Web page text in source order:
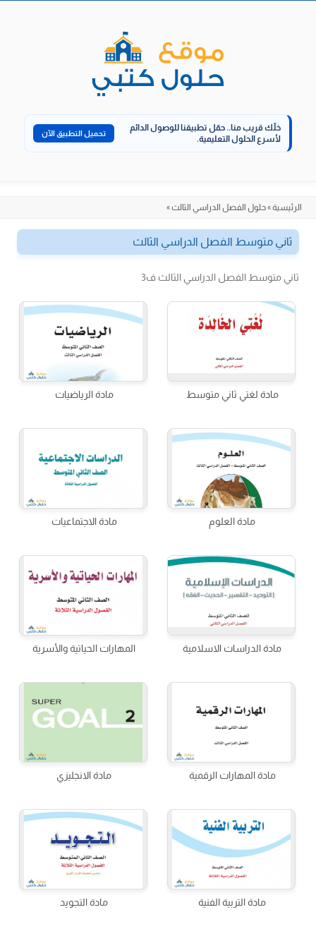
خلّك قريب منا.. حمّل تطبيقنا للوصول الدائم
لأسرع الحلول التعليمية.
تحميل التطبيق الآن
الرئيسية»حلول الفصل الدراسي الثالث»
ثاني متوسط الفصل الدراسي الثالث
ثاني متوسط الفصل الدراسي الثالث ف3
مادة لغتي ثاني متوسط مادة الرياضيات
مادة العلوم مادة الاجتماعيات
مادة الدراسات الاسلامية المهارات الحياتية والأسرية
مادة المهارات الرقمية مادة الانجليزي
مادة التربية الفنية مادة التجويد